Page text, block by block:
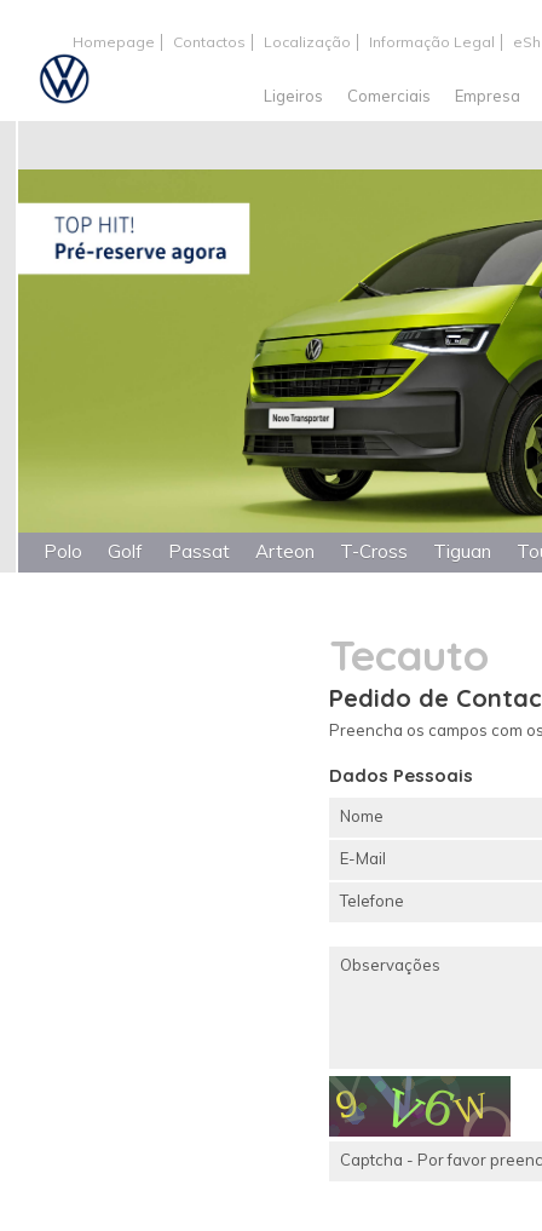
Homepage Contactos Localização Informação Legal
Ligeiros Comerciais Empresa
Polo Golf Passat Arteon T-Cross Tiguan
Tecauto
Pedido de
Preencha os campos com
Dados Pessoais
Nome
E-Mail
Telefone
Observações
Captcha - Por favor